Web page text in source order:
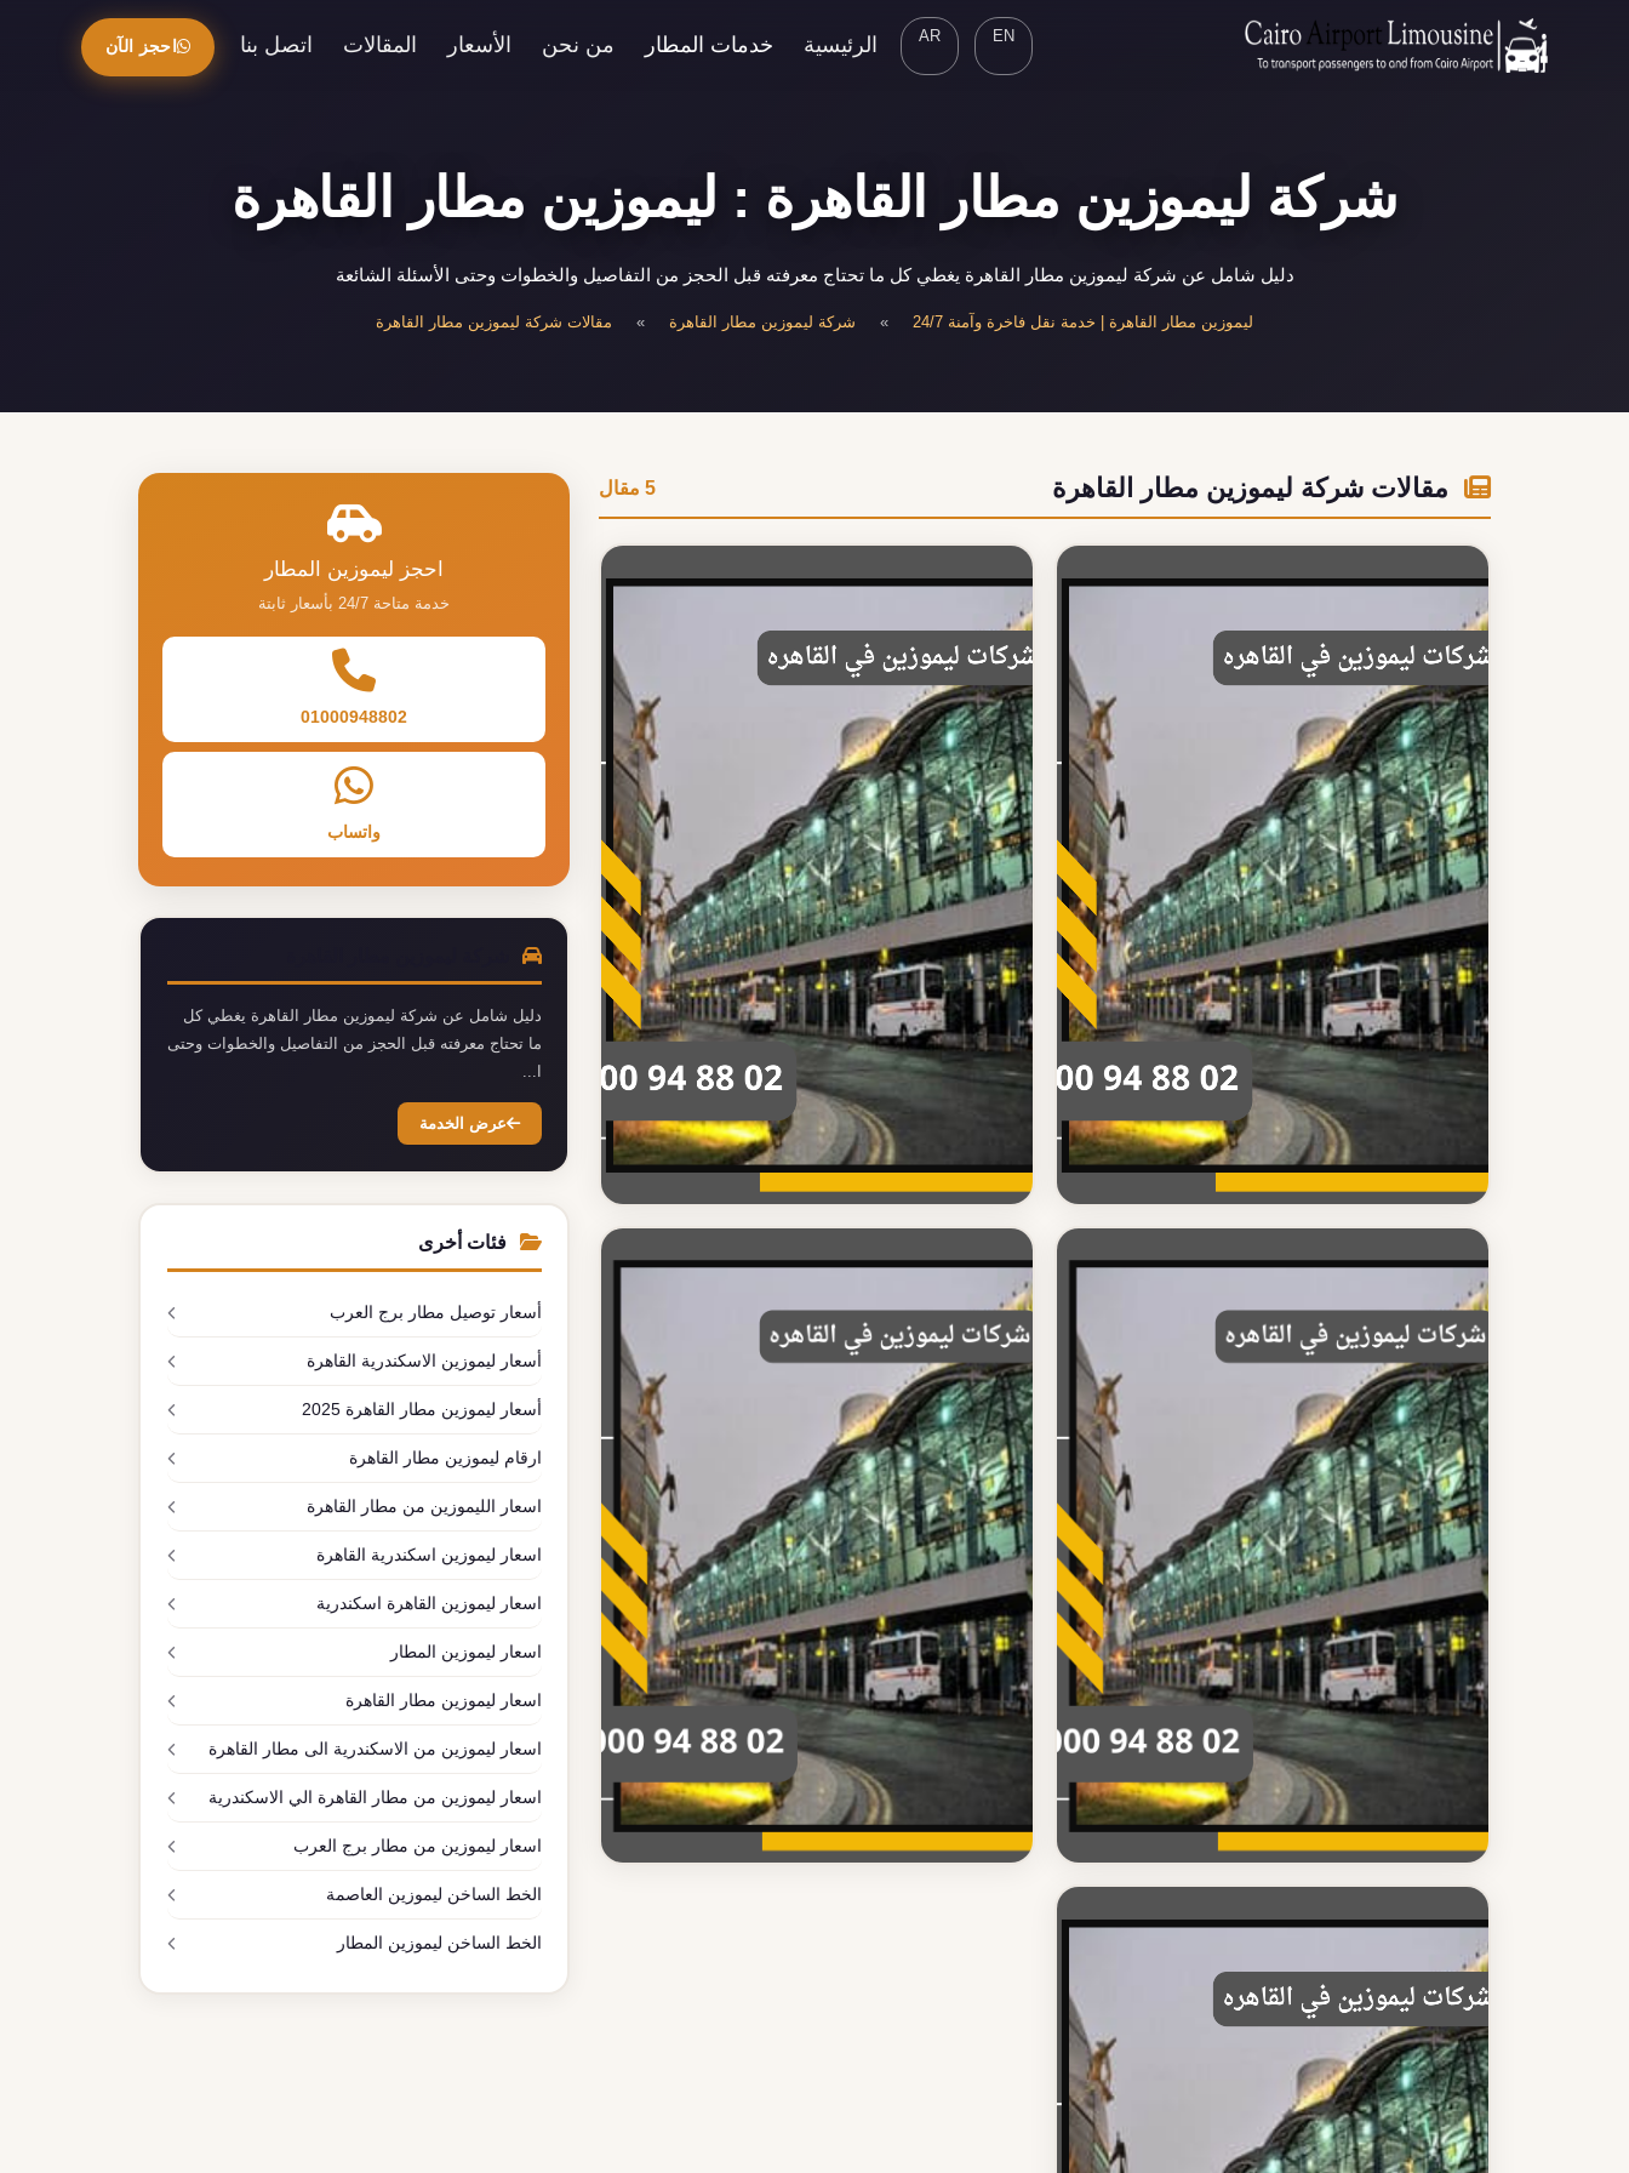
EN
AR الرئيسية خدمات المطار من نحن الأسعار المقالات اتصل بنا احجز الآن
شركة ليموزين مطار القاهرة : ليموزين مطار القاهرة
دليل شامل عن شركة ليموزين مطار القاهرة يغطي كل ما تحتاج معرفته قبل الحجز من التفاصيل والخطوات وحتى الأسئلة الشائعة
ليموزين مطار القاهرة | خدمة نقل فاخرة وآمنة 24/7 » شركة ليموزين مطار القاهرة » مقالات شركة ليموزين مطار القاهرة
مقالات شركة ليموزين مطار القاهرة 5 مقال
أسعار شركة ليموزين مطار القاهرة 2025
تعرف على أسعار شركة ليموزين مطار القاهرة الاقتصادية
خدمة موثوقة ومريحة مع سائق محترف على مدار الساعة
اقرأ المزيد
حجز شركة ليموزين مطار القاهرة بسهولة
احجز شركة ليموزين مطار القاهرة بكل سهولة وسرعة
خدمة نقل موثوقة مع سائق محترف اتصل الآن على
010009488...
اقرأ المزيد
مميزات شركة ليموزين مطار القاهرة الاحترافية
اكتشف مميزات شركة ليموزين مطار القاهرة الاحترافية
سيارات فاخرة وسائقون محترفون وأسعار مناسبة
اقرأ المزيد
احجز ليموزين المطار
خدمة متاحة 24/7 بأسعار ثابتة
01000948802
واتساب
دليل شامل عن شركة ليموزين مطار القاهرة يغطي كل
ما تحتاج معرفته قبل الحجز من التفاصيل والخطوات وحتى
ا...
عرض الخدمة
فئات أخرى
أسعار توصيل مطار برج العرب
أسعار ليموزين الاسكندرية القاهرة
أسعار ليموزين مطار القاهرة 2025
ارقام ليموزين مطار القاهرة
اسعار الليموزين من مطار القاهرة
اسعار ليموزين اسكندرية القاهرة
اسعار ليموزين القاهرة اسكندرية
اسعار ليموزين المطار
اسعار ليموزين مطار القاهرة
اسعار ليموزين من الاسكندرية الى مطار القاهرة
اسعار ليموزين من مطار القاهرة الي الاسكندرية
اسعار ليموزين من مطار برج العرب
الخط الساخن ليموزين العاصمة
الخط الساخن ليموزين المطار